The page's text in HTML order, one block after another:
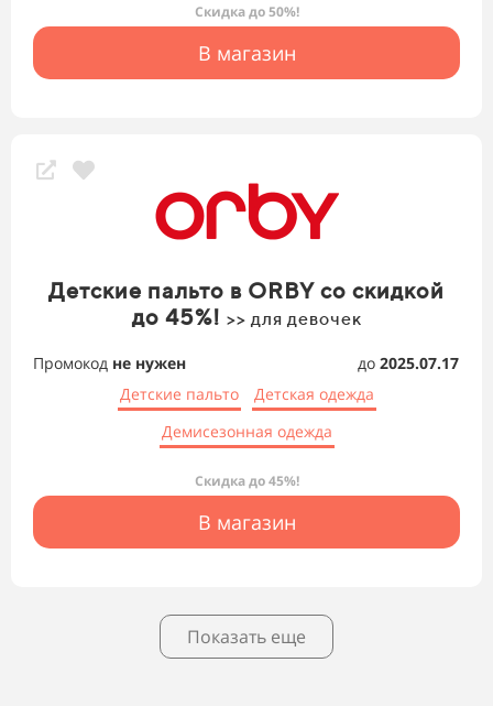
Скидка до 50%!
В магазин
Детские пальто в ORBY со скидкой
до 45%! >> для девочек
Промокод не нужен до 2025.07.17
Детские пальто
Детская одежда
Демисезонная одежда
Скидка до 45%!
В магазин
Показать еще